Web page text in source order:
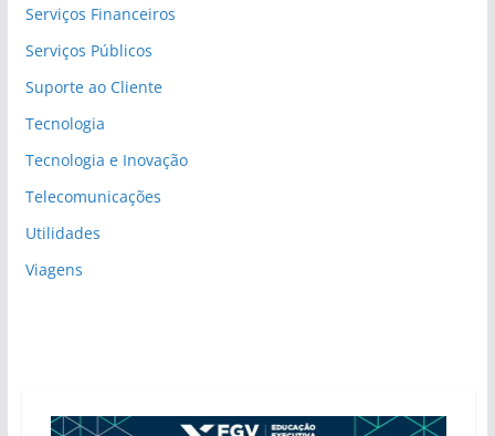
Serviços Financeiros
Serviços Públicos
Suporte ao Cliente
Tecnologia
Tecnologia e Inovação
Telecomunicações
Utilidades
Viagens